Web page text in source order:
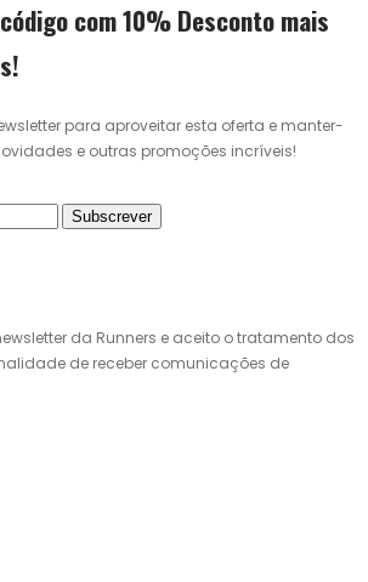
com 10% Desconto mais
para aproveitar esta oferta e manter-
e outras promoções incríveis!
Subscrever
da Runners e aceito o tratamento dos
de receber comunicações de